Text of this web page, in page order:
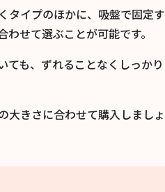
タイプのほかに、吸盤で固定す
せて選ぶことが可能です。
ても、ずれることなくしっかり
大きさに合わせて購入しましょ